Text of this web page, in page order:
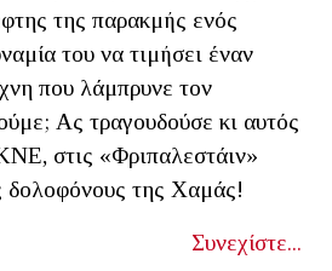
της παρακμής ενός
του να τιμήσει έναν
που λάμπρυνε τον
Ας τραγουδούσε κι αυτός
στις «Φριπαλεστάιν»
δολοφόνους της Χαμάς!
Συνεχίστε...